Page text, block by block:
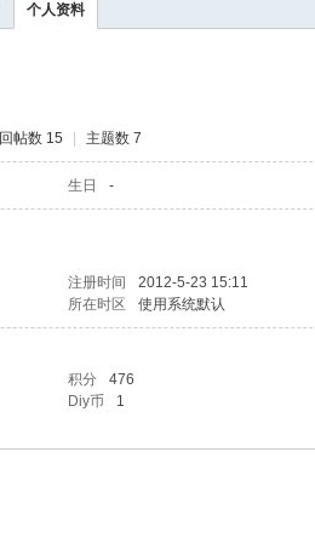
个人资料
回帖数 15 主题数 7
生日 -
注册时间 2012-5-23 15:11
所在时区 使用系统默认
积分 476
Diy币 1